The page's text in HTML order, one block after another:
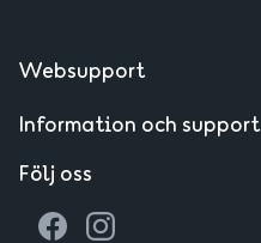
Websupport
Information och support
Följ oss